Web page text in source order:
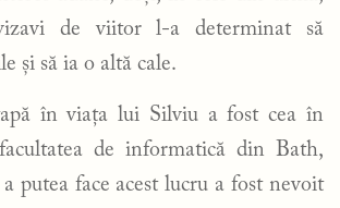
de viitor l-a determinat să
și să ia o altă cale.
în viața lui Silviu a fost cea în
de informatică din Bath,
putea face acest lucru a fost nevoit